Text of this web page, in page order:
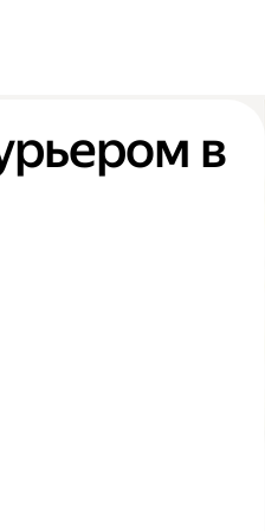
в